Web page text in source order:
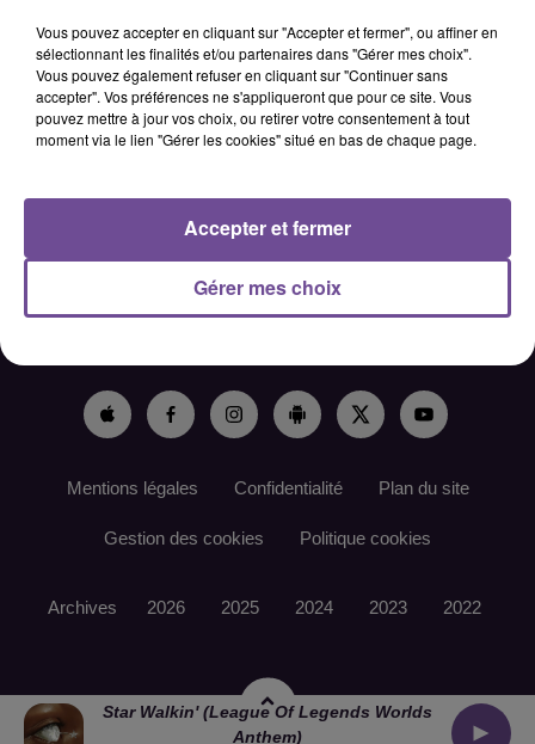
Star Walkin' (league Of Legends Worlds
Anthem)
informatique. Travail du lundi au vendredi avec les horaires
suivants 8h00 à 13h00. Prise de poste immédiate. Il s’agit
d’un CDI de 25h par semaine.
Référence de l’offre France Travail : 189BNMB
ACCUEIL RADIO ACTUS PODCAST
Mentions légales Confidentialité Plan du site
Gestion des cookies Politique cookies
Archives 2026 2025 2024 2023 2022
Vous pouvez accepter en cliquant sur "Accepter et fermer", ou affiner en
sélectionnant les finalités et/ou partenaires dans "Gérer mes choix".
Vous pouvez également refuser en cliquant sur "Continuer sans
accepter". Vos préférences ne s'appliqueront que pour ce site. Vous
pouvez mettre à jour vos choix, ou retirer votre consentement à tout
moment via le lien "Gérer les cookies" situé en bas de chaque page.
Gérer mes choix
Accepter et fermer